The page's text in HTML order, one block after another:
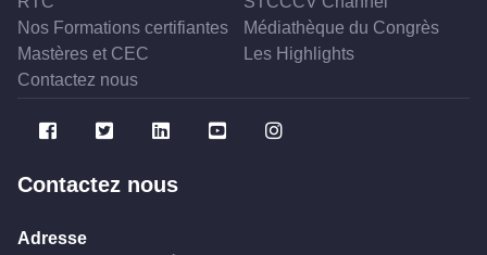
Nos Formations certifiantes
Médiathèque du Congrès
Mastères et CEC
Les Highlights
Contactez nous
Contactez nous
Adresse